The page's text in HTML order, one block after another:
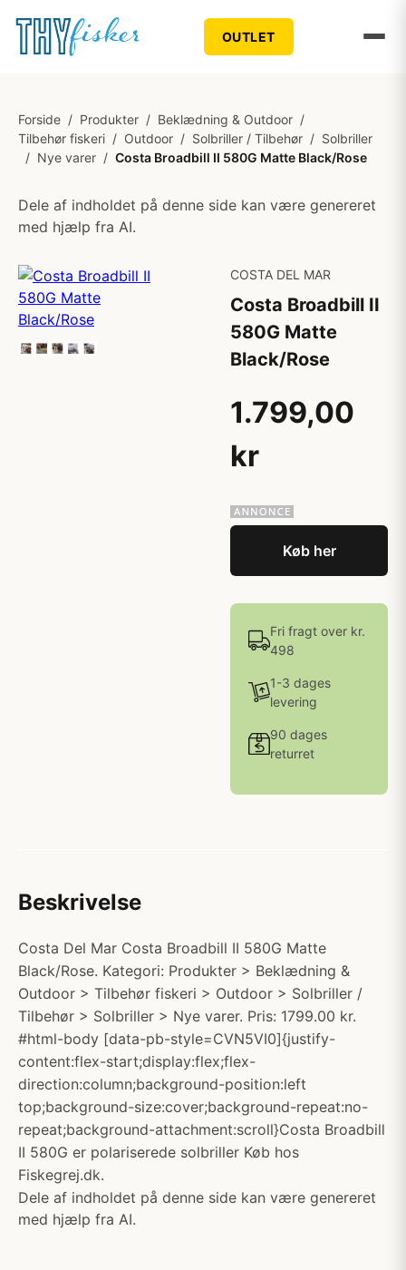
OUTLET
Forside / Produkter / Beklædning & Outdoor /
Tilbehør fiskeri / Outdoor / Solbriller / Tilbehør / Solbriller
/ Nye varer / Costa Broadbill II 580G Matte Black/Rose
Dele af indholdet på denne side kan være genereret
med hjælp fra AI.
COSTA DEL MAR
Costa Broadbill II
580G Matte
Black/Rose
1.799,00
kr
Køb her
Fri fragt over kr.
498
1-3 dages
levering
90 dages
returret
Beskrivelse
Costa Del Mar Costa Broadbill II 580G Matte
Black/Rose. Kategori: Produkter > Beklædning &
Outdoor > Tilbehør fiskeri > Outdoor > Solbriller /
Tilbehør > Solbriller > Nye varer. Pris: 1799.00 kr.
#html-body [data-pb-style=CVN5VI0]{justify-
content:flex-start;display:flex;flex-
direction:column;background-position:left
top;background-size:cover;background-repeat:no-
repeat;background-attachment:scroll}Costa Broadbill
II 580G er polariserede solbriller Køb hos
Fiskegrej.dk.
Dele af indholdet på denne side kan være genereret
med hjælp fra AI.